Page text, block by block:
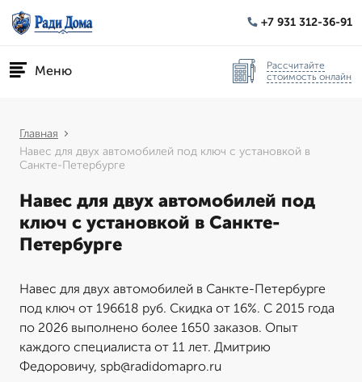
+7 931 312-36-91
Меню
Рассчитайте
стоимость онлайн
Главная
Навес для двух автомобилей под ключ с установкой в
Санкте-Петербурге
Навес для двух автомобилей под
ключ с установкой в Санкте-
Петербурге
Навес для двух автомобилей в Санкте-Петербурге
под ключ от 196618 руб. Скидка от 16%. С 2015 года
по 2026 выполнено более 1650 заказов. Опыт
каждого специалиста от 11 лет. Дмитрию
Федоровичу, spb@radidomapro.ru